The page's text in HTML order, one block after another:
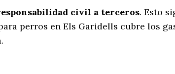
civil a terceros. Esto
perros en Els Garidells cubre los